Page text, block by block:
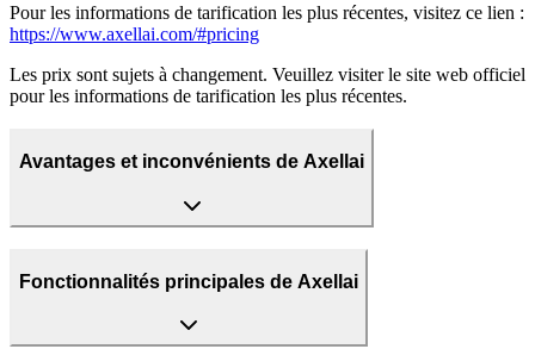
Pour les informations de tarification les plus récentes, visitez ce lien :
https://www.axellai.com/#pricing
Les prix sont sujets à changement. Veuillez visiter le site web officiel
pour les informations de tarification les plus récentes.
Avantages et inconvénients de Axellai
Fonctionnalités principales de Axellai